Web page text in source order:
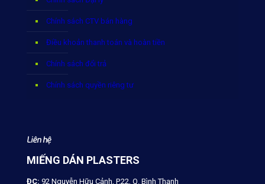
Chính sách CTV bán hàng
Điều khoản thanh toán và hoàn tiền
Chính sách đổi trả
Chính sách quyền riêng tư
Liên hệ
MIẾNG DÁN PLASTERS
ĐC: 92 Nguyễn Hữu Cảnh, P.22, Q. Bình Thạnh